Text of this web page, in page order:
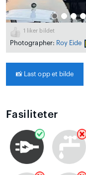
1 liker bildet
Photographer: Roy Eide
📸 Last opp et bilde
Fasiliteter